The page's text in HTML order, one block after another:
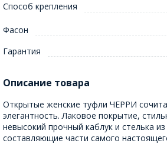
Способ крепления
Фасон
Гарантия
Описание товара
Открытые женские туфли ЧЕРРИ
элегантность. Лаковое покрытие,
невысокий прочный каблук и стелька
составляющие части самого